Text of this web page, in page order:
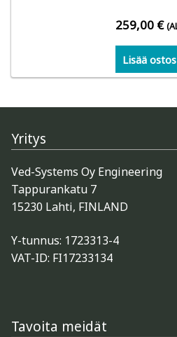
Lauber: Lämpötilan,
liimapuurakenteille,
Poistotuotteet (mittarit)
Mittareiden mittapäät ja
Gann-tarvikkeet
Logca Atso -tarvikkeet
Schaller-tarvikkeet
259,00 €
Lisää
Yritys
Ved-Systems Oy Engineering
Tappurankatu 7
15230 Lahti, FINLAND
Y-tunnus: 1723313-4
VAT-ID: FI17233134
Tavoita meidät